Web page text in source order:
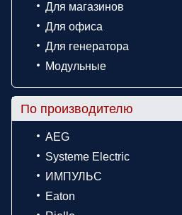
Для магазинов
Для офиса
Для генератора
Модульные
По производителю
AEG
Systeme Electric
ИМПУЛЬС
Eaton